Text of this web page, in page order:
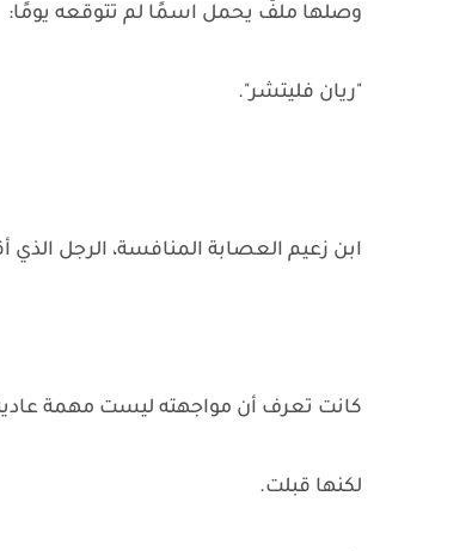
وصلها ملفّ يحمل اسمًا لم تتوقعه يومًا:
"ريان فليتشر".
ابن زعيم العصابة المنافسة، الرجل
كانت تعرف أن مواجهته ليست مهمة
لكنها قبلت.